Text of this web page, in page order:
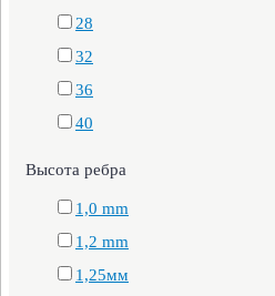
28
32
36
40
Высота ребра
1,0 mm
1,2 mm
1,25мм